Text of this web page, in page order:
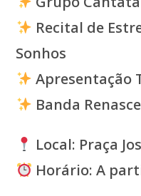
Recital de
Sonhos
Apresentação
Banda
Local: Praça
Horário: A